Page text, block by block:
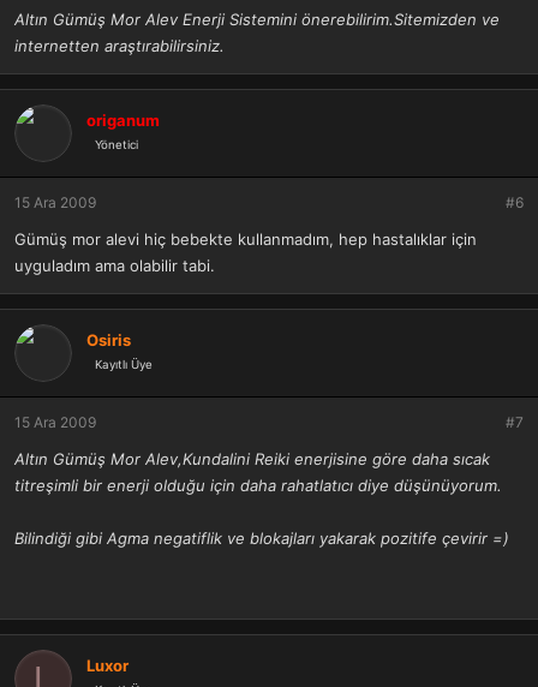
Altın Gümüş Mor Alev Enerji Sistemini önerebilirim.Sitemizden ve
internetten araştırabilirsiniz.
origanum
Yönetici
15 Ara 2009 #6
Gümüş mor alevi hiç bebekte kullanmadım, hep hastalıklar için
uyguladım ama olabilir tabi.
Osiris
Kayıtlı Üye
15 Ara 2009 #7
Altın Gümüş Mor Alev,Kundalini Reiki enerjisine göre daha sıcak
titreşimli bir enerji olduğu için daha rahatlatıcı diye düşünüyorum.
Bilindiği gibi Agma negatiflik ve blokajları yakarak pozitife çevirir =)
L Luxor